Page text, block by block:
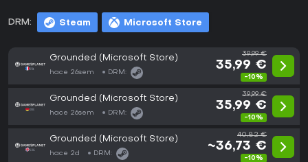
DRM: Steam Microsoft Store
Grounded (Microsoft Store)
hace 26sem DRM:
39,99 €
35,99 €
-10%
Grounded (Microsoft Store)
hace 26sem DRM:
39,99 €
35,99 €
-10%
Grounded (Microsoft Store)
hace 2d DRM:
40,82 €
~36,73 €
-10%